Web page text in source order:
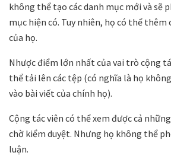
không thể tạo các danh mục mới và sẽ
mục hiện có. Tuy nhiên, họ có thể thêm
của họ.
Nhược điểm lớn nhất của vai trò cộng
thể tải lên các tệp (có nghĩa là họ
vào bài viết của chính họ).
Cộng tác viên có thể xem được cả
chờ kiểm duyệt. Nhưng họ không thể
luận.